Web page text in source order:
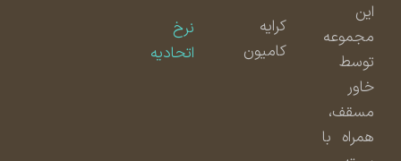
مجموعه
توسط
مسقف،
همراه با
کامیون
اتحادیه